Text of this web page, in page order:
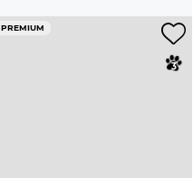
PREMIUM